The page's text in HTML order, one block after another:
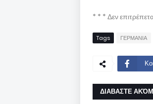
* * * Δεν
Tags ΓΕΡΜΑΝΙΑ
ΔΙΑΒΑΣΤΕ